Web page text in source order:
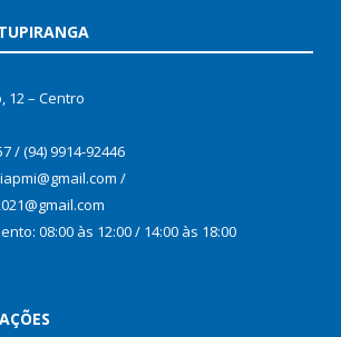
12 – Centro
/ (94) 9914-92446
/
08:00 às 12:00 / 14:00 às 18:00